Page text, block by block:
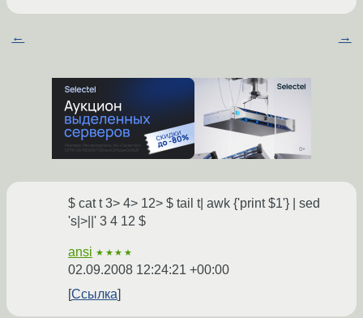
← →
$ cat t 3> 4> 12> $ tail t| awk {'print $1'} | sed
's|>||' 3 4 12 $
ansi ★★★★
02.09.2008 12:24:21 +00:00
Ссылка